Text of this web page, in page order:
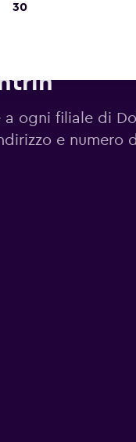
ogni filiale di
e numero
30